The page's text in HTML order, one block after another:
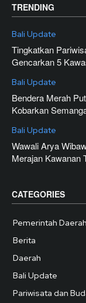
TRENDING
Bali Update
Tingkatkan
Gencarkan 5
Bali Update
Bendera Merah
Kobarkan
Bali Update
Wawali Arya
Merajan Kawanan
CATEGORIES
Pemerintah Daerah
Berita
Daerah
Bali Update
Pariwisata dan